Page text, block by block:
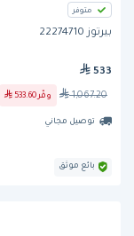
متوفر
بيرتوز 22274710
533
1,067.20 وفّر 533.60
توصيل مجاني
بائع موثق